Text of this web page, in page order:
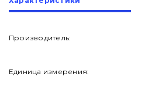
Контакты
Вакансии
Производитель:
Единица измерения: